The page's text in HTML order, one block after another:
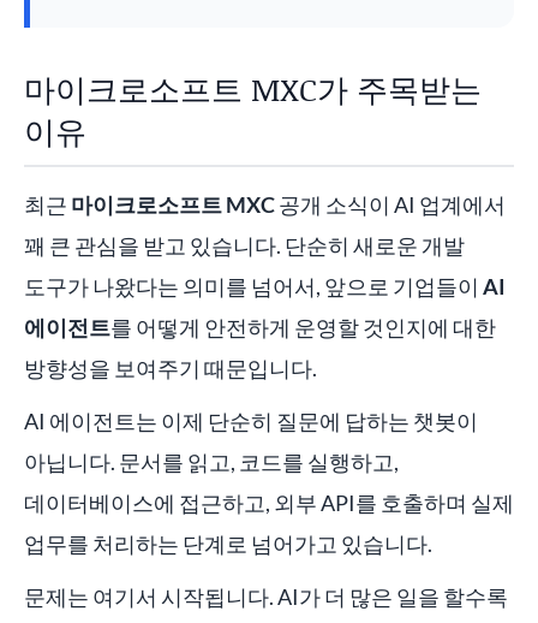
마이크로소프트 MXC가 주목받는
이유
최근 마이크로소프트 MXC공개 소식이 AI 업계에서
꽤 큰 관심을 받고 있습니다. 단순히 새로운 개발
도구가 나왔다는 의미를 넘어서, 앞으로 기업들이 AI
에이전트를 어떻게 안전하게 운영할 것인지에 대한
방향성을 보여주기 때문입니다.
AI 에이전트는 이제 단순히 질문에 답하는 챗봇이
아닙니다. 문서를 읽고, 코드를 실행하고,
데이터베이스에 접근하고, 외부 API를 호출하며 실제
업무를 처리하는 단계로 넘어가고 있습니다.
문제는 여기서 시작됩니다. AI가 더 많은 일을 할수록